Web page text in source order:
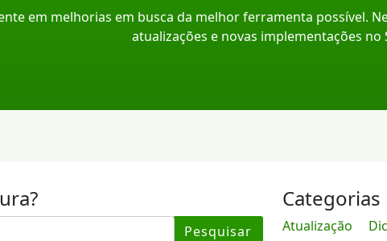
em melhorias em busca da melhor ferramenta possível.
atualizações e novas implementações no
Pesquisar
Categorias
Atualização